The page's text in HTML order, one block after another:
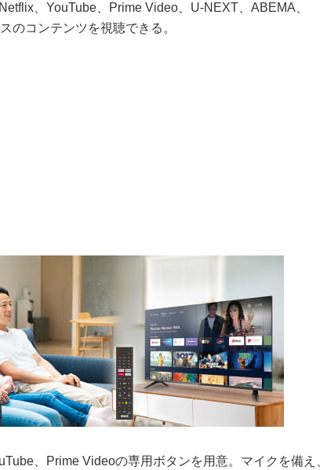
、YouTube、Prime Video、U-NEXT、ABEMA、
のコンテンツを視聴できる。
、Prime Videoの専用ボタンを用意。マイクを備え、